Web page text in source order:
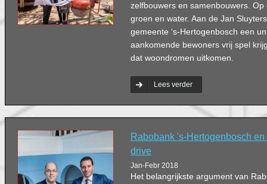
zelfbouwers en samenbouwers.
groen en water. Aan de Jan
gemeente ‘s-Hertogenbosch een
aankomende bewoners vrij spel
dat woondromen uitkomen.
Lees verder
Rabobank 's-Hertogenbosch
drive
Jan-Febr 2018
Het belangrijkste argument van